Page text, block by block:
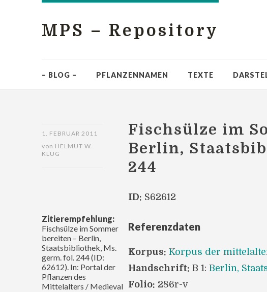
MPS – Repository
– BLOG – PFLANZENNAMEN TEXTE
1. FEBRUAR 2011
von HELMUT W.
KLUG
Fischsülze im
Berlin,
244
ID: S62612
Referenzdaten
Korpus: Korpus der
Handschrift: B 1:Berlin,
Folio: 286r-v
Zitierempfehlung:
Fischsülze im Sommer
bereiten – Berlin,
Staatsbibliothek, Ms.
germ. fol. 244 (ID:
62612). In: Portal der
Pflanzen des
Mittelalters / Medieval